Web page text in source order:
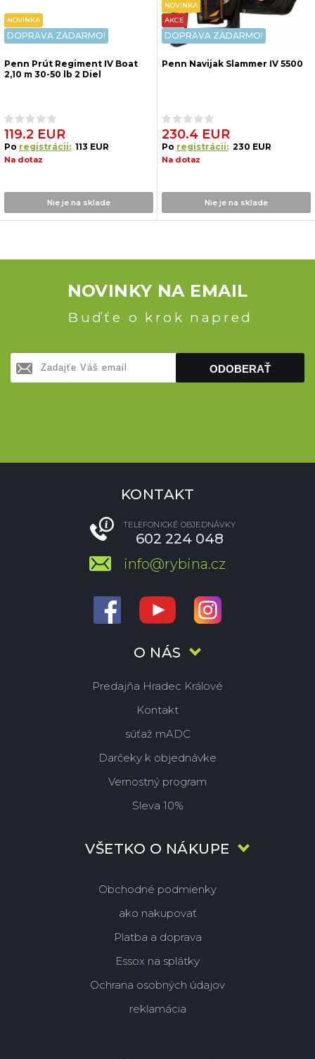
NOVINKA
DOPRAVA ZADARMO!
Penn Prút Regiment IV Boat
2,10 m 30-50 lb 2 Diel
119.2 EUR
Po registrácii: 113 EUR
Na dotaz
Nie je na sklade
NOVINKA
AKCE
DOPRAVA ZADARMO!
Penn Navijak Slammer IV 5500
230.4 EUR
Po registrácii: 230 EUR
Na dotaz
Nie je na sklade
NOVINKY NA EMAIL
Buďťe o krok napred
ODOBERAŤ
O NÁS
Predajňa Hradec Králové
Kontakt
súťaž mADC
Darčeky k objednávke
Vernostný program
Sleva 10%
VŠETKO O NÁKUPE
Obchodné podmienky
ako nakupovať
Platba a doprava
Essox na splátky
Ochrana osobných údajov
reklamácia
KONTAKT
TELEFONICKÉ OBJEDNÁVKY
602 224 048
info@rybina.cz